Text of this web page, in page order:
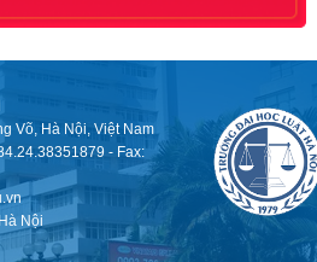
Võ, Hà Nội, Việt Nam
- Fax:
Nội